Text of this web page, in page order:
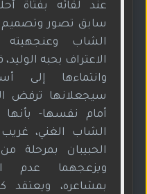
عند لقائه بفتاة
سابق تصور وتصميم.
الشاب وعنجهيته
الاعتراف بحبه
وانتماءها إلى
سيجعلانها ترفض
أمام نفسها- بأنها
الشاب الغني، غريب
الحبيبان بمرحلة
ويزعجهما عدم
بمشاعره، ويعتقد